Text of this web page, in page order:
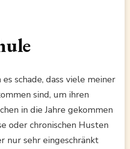
schade, dass viele meiner
sind, um ihren
in die Jahre gekommen
oder chronischen Husten
nur sehr eingeschränkt